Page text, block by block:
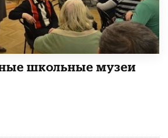
школьные музеи